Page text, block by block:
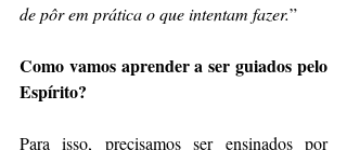
de pôr em prática o que intentam fazer.”
Como vamos aprender a ser guiados pelo
Espírito?
Para isso, precisamos ser ensinados por